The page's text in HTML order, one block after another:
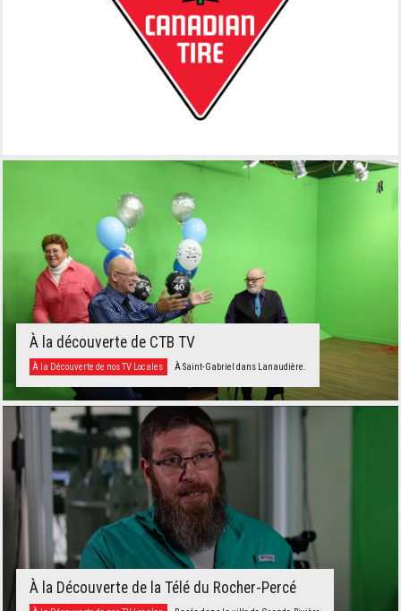
À la découverte de CTB TV
À la Découverte de nos TV Locales À Saint-Gabriel dans Lanaudière.
À la Découverte de la Télé du Rocher-Percé